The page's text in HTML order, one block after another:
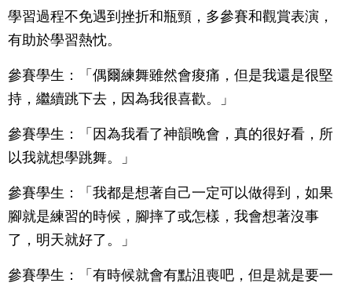
學習過程不免遇到挫折和瓶頸，多參賽和觀賞表演，
有助於學習熱忱。
參賽學生：「偶爾練舞雖然會痠痛，但是我還是很堅
持，繼續跳下去，因為我很喜歡。」
參賽學生：「因為我看了神韻晚會，真的很好看，所
以我就想學跳舞。」
參賽學生：「我都是想著自己一定可以做得到，如果
腳就是練習的時候，腳摔了或怎樣，我會想著沒事
了，明天就好了。」
參賽學生：「有時候就會有點沮喪吧，但是就是要一